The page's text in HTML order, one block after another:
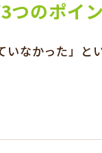
つのポイ
いなかった」と